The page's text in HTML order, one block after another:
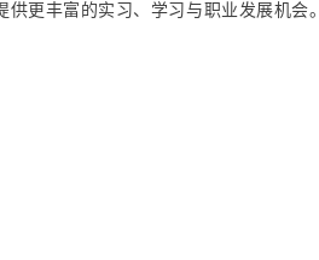
更丰富的实习、学习与职业发展机会。